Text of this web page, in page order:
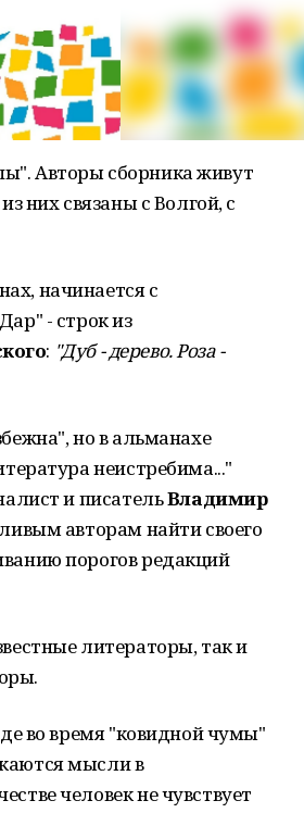
Авторы сборника живут
них связаны с Волгой, с
начинается с
- строк из
: "Дуб - дерево. Роза -
но в альманахе
неистребима..."
и писательВладимир
авторам найти своего
порогов редакций
литераторы, так и
во время "ковидной чумы"
мысли в
человек не чувствует